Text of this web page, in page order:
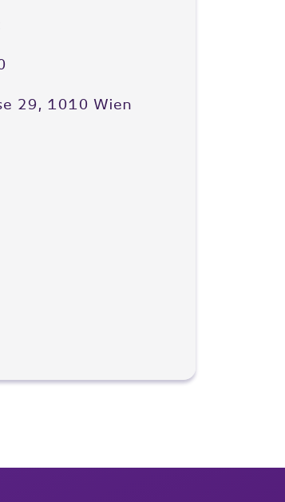
29, 1010 Wien